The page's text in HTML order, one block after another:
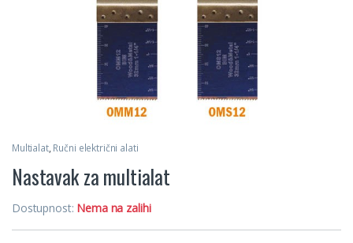
Multialat, Ručni električni alati
Nastavak za multialat
Dostupnost: Nema na zalihi